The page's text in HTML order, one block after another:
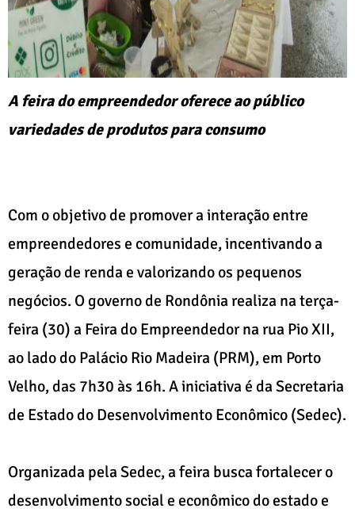
A feira do empreendedor oferece ao público
variedades de produtos para consumo
Com o objetivo de promover a interação entre
empreendedores e comunidade, incentivando a
geração de renda e valorizando os pequenos
negócios. O governo de Rondônia realiza na terça-
feira (30) a Feira do Empreendedor na rua Pio XII,
ao lado do Palácio Rio Madeira (PRM), em Porto
Velho, das 7h30 às 16h. A iniciativa é da Secretaria
de Estado do Desenvolvimento Econômico (Sedec).
Organizada pela Sedec, a feira busca fortalecer o
desenvolvimento social e econômico do estado e